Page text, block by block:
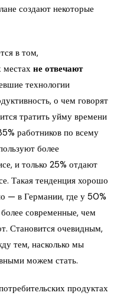
создают некоторые
в том,
местах не отвечают
технологии
о чем говорят
тратить уйму времени
работников по всему
более
и только 25% отдают
Такая тенденция хорошо
— в Германии, где у 50%
современные, чем
Становится очевидным,
тем, насколько мы
можем стать.
продуктах